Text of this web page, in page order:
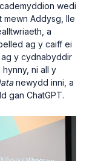
wedi
mewn Addysg, lle
a
ag y caiff ei
y cydnabyddir
ni all y
newydd inni, a
gan ChatGPT.